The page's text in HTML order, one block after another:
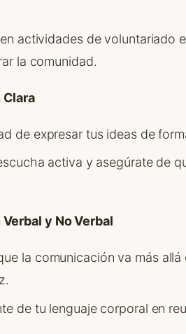
actividades de voluntariado
la comunidad.
de expresar tus ideas de
activa y asegúrate de
y No Verbal
la comunicación va más
de tu lenguaje corporal en